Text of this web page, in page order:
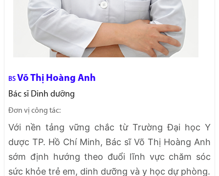
BS Võ Thị Hoàng Anh
Bác sĩ Dinh dưỡng
Đơn vị công tác:
Với nền tảng vững chắc từ Trường Đại học Y
dược TP. Hồ Chí Minh, Bác sĩ Võ Thị Hoàng Anh
sớm định hướng theo đuổi lĩnh vực chăm sóc
sức khỏe trẻ em, dinh dưỡng và y học dự phòng.